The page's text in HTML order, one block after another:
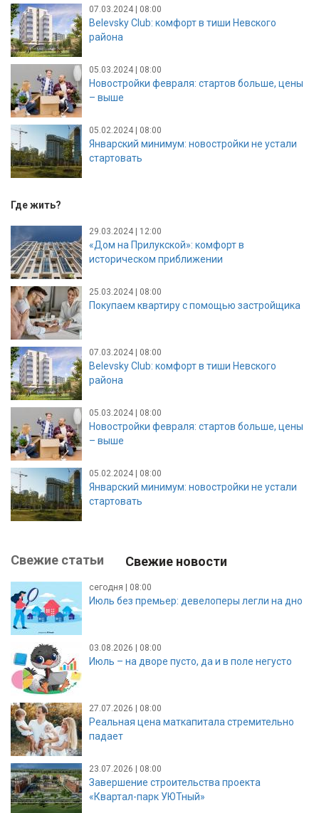
07.03.2024 | 08:00
Belevsky Club: комфорт в тиши Невского
района
05.03.2024 | 08:00
Новостройки февраля: стартов больше, цены
– выше
05.02.2024 | 08:00
Январский минимум: новостройки не устали
стартовать
Где жить?
29.03.2024 | 12:00
«Дом на Прилукской»: комфорт в
историческом приближении
25.03.2024 | 08:00
Покупаем квартиру с помощью застройщика
07.03.2024 | 08:00
Belevsky Club: комфорт в тиши Невского
района
05.03.2024 | 08:00
Новостройки февраля: стартов больше, цены
– выше
05.02.2024 | 08:00
Январский минимум: новостройки не устали
стартовать
Свежие статьи Свежие новости
сегодня | 08:00
Июль без премьер: девелоперы легли на дно
03.08.2026 | 08:00
Июль – на дворе пусто, да и в поле негусто
27.07.2026 | 08:00
Реальная цена маткапитала стремительно
падает
23.07.2026 | 08:00
Завершение строительства проекта
«Квартал-парк УЮТный»